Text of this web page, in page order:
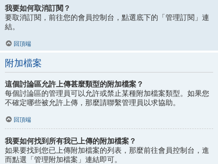
我要如何取消訂閱？
要取消訂閱，前往您的會員控制台，點選底下的「管理訂閱」連
結。
回頂端
附加檔案
這個討論區允許上傳甚麼類型的附加檔案？
每個討論區的管理員可以允許或禁止某種附加檔案類型。如果您
不確定哪些被允許上傳，那麼請聯繫管理員以求協助。
回頂端
我要如何找到所有我已上傳的附加檔案？
如果要找到您已上傳附加檔案的列表，那麼前往會員控制台，進
而點選「管理附加檔案」連結即可。